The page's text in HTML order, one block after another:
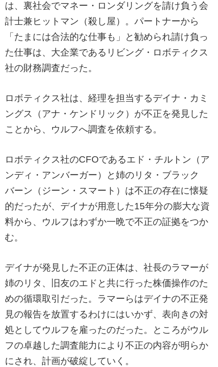
は、裏社会でマネー・ロンダリングを請け負う会
計士兼ヒットマン（殺し屋）。パートナーから
「たまには合法的な仕事も」と勧められ請け負っ
た仕事は、大企業であるリビング・ロボティクス
社の財務調査だった。
ロボティクス社は、経理を担当するデイナ・カミ
ングス（アナ・ケンドリック）が不正を発見した
ことから、ウルフへ調査を依頼する。
ロボティクス社のCFOであるエド・チルトン（ア
ンディ・アンバーガー）と姉のリタ・ブラック
バーン（ジーン・スマート）は不正の存在に懐疑
的だったが、デイナが用意した15年分の膨大な資
料から、ウルフはわずか一晩で不正の証拠をつか
む。
デイナが発見した不正の正体は、社長のラマーが
姉のリタ、旧友のエドと共に行った株価操作のた
めの循環取引だった。ラマーらはデイナの不正発
見の報告を放置するわけにはいかず、表向きの対
処としてウルフを雇ったのだった。ところがウル
フの卓越した調査能力により不正の内容が明らか
にされ、計画が破綻していく。